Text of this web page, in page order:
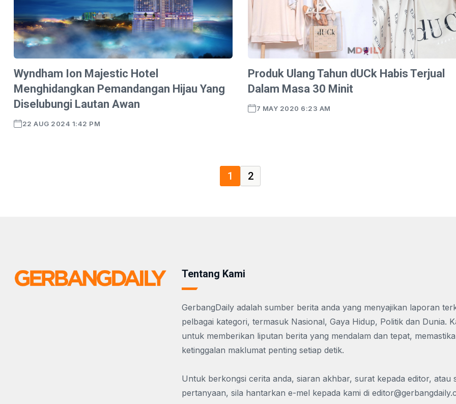
Wyndham Ion Majestic Hotel
Menghidangkan Pemandangan Hijau Yang
Diselubungi Lautan Awan
22 AUG 2024 1:42 PM
Produk Ulang Tahun dUCk Habis Terjual
Dalam Masa 30 Minit
7 MAY 2020 6:23 AM
1 2
Tentang Kami
GerbangDaily adalah sumber berita anda yang menyajikan laporan
pelbagai kategori, termasuk Nasional, Gaya Hidup, Politik dan Dunia.
untuk memberikan liputan berita yang mendalam dan tepat,
ketinggalan maklumat penting setiap detik.
Untuk berkongsi cerita anda, siaran akhbar, surat kepada editor, atau
pertanyaan, sila hantarkan e-mel kepada kami di